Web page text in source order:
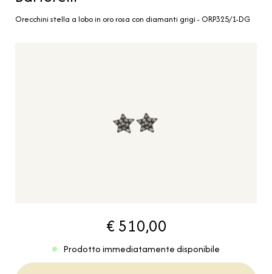
Orecchini stella a lobo in oro rosa con diamanti grigi - ORP325/1-DG
€ 510,00
Prodotto immediatamente disponibile